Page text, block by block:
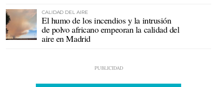
CALIDAD DEL AIRE
El humo de los incendios y la intrusión
de polvo africano empeoran la calidad del
aire en Madrid